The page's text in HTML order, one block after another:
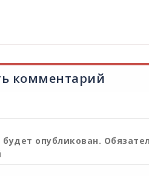
комментарий
опубликован.